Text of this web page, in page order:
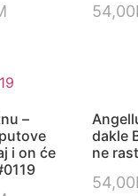
54,00
–
i on će
dakle
ne
54,00